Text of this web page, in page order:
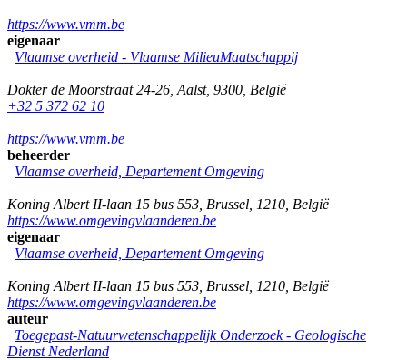
https://www.vmm.be
eigenaar
Vlaamse overheid - Vlaamse MilieuMaatschappij
Dokter de Moorstraat 24-26 Aalst, 9300 België
+32 5 372 62 10
https://www.vmm.be
beheerder
Vlaamse overheid, Departement Omgeving
Koning Albert II-laan 15 bus 553 Brussel 1210 België
https://www.omgevingvlaanderen.be
eigenaar
Vlaamse overheid, Departement Omgeving
Koning Albert II-laan 15 bus 553 Brussel 1210 België
https://www.omgevingvlaanderen.be
auteur
Toegepast-Natuurwetenschappelijk Onderzoek - Geologische
Dienst Nederland